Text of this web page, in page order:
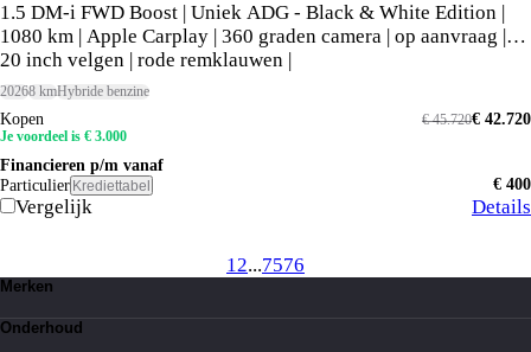
1.5 DM-i FWD Boost | Uniek ADG - Black & White Edition |
1080 km | Apple Carplay | 360 graden camera | op aanvraag |
20 inch velgen | rode remklauwen |
20268 kmHybride benzine
Kopen € 42.720
€ 45.720
Je voordeel is € 3.000
Financieren p/m vanaf
Particulier Krediettabel € 400
Vergelijk Details
1 2...7576
Merken
Suzuki
Onderhoud